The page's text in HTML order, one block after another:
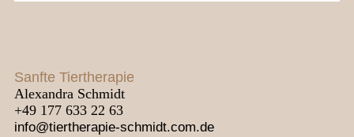
Sanfte Tiertherapie
Alexandra Schmidt
+49 177 633 22 63
info@tiertherapie-schmidt.com.de